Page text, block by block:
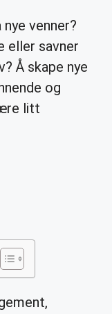
venner?
eller savner
Å skape nye
og
litt